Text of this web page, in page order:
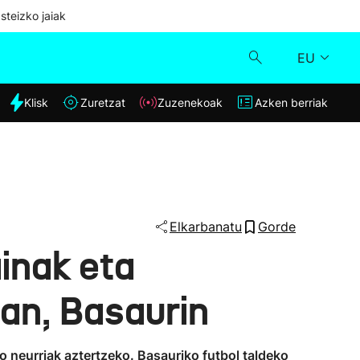
jaiak
EU
Klisk
Klisk Zuretzat Zuzenekoak Azken berriak
Elkarbanatu Gorde
eta
Basaurin
neurriak aztertzeko. Basauriko futbol taldeko